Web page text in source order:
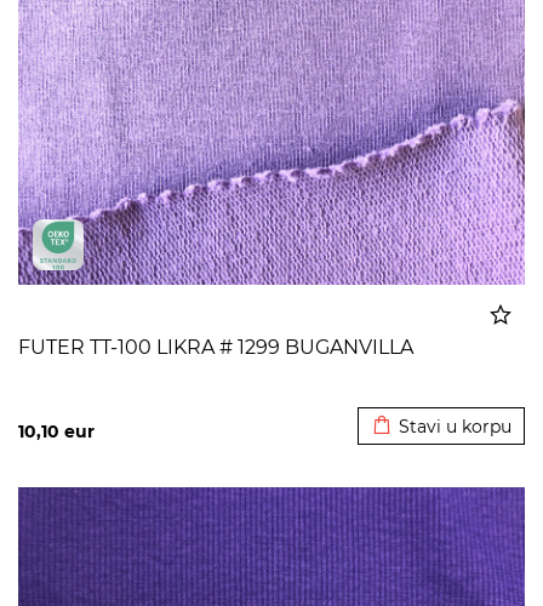
FUTER TT-100 LIKRA # 1299 BUGANVILLA
10,10 eur Stavi u korpu